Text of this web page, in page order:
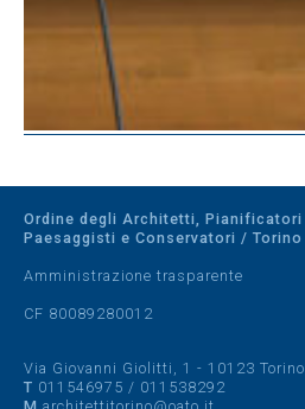
Ordine degli Architetti, Pianificatori
Paesaggisti e Conservatori / Torino
Amministrazione trasparente
CF 80089280012
Via Giovanni Giolitti, 1 - 10123 Torino
T 011546975 / 011538292